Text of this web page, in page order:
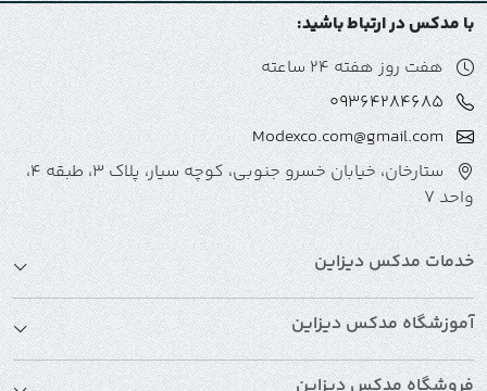
با مدکس در ارتباط باشید:
هفت روز هفته 24 ساعته
09364284685
Modexco.com@gmail.com
ستارخان، خیابان خسرو جنوبی، کوچه سیار، پلاک 3، طبقه 4،
واحد 7
خدمات مدکس دیزاین
آموزشگاه مدکس دیزاین